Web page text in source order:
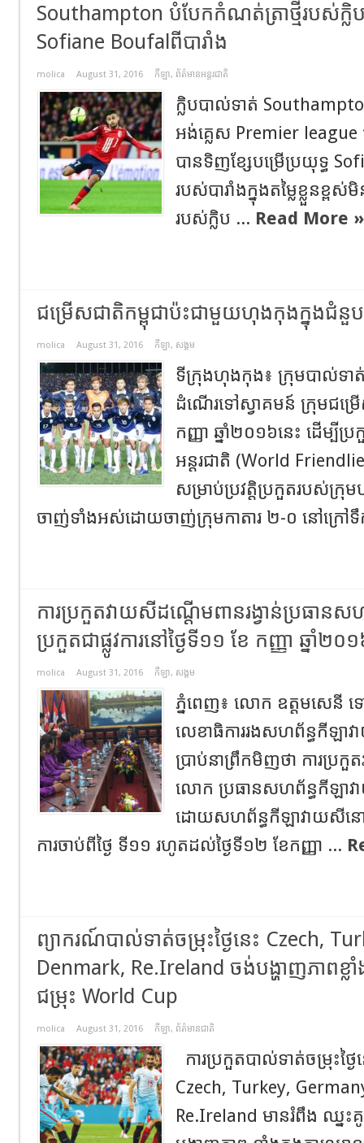
Southampton បំបែកកំណត់ត្រាថ្មីរបស់ក្លិ
Sofiane Boufalពីបារាំង
molica August 31, 2016 កីឡា, ព័ត៌មានអន្តរជាតិ
ក្លិបបាល់ទាត់
អង់គ្លេស Premier league
បានទិញខ្សែបម្រើប្រយុទ្ធ
របស់បារាំងក្នុងតម្លៃខ្លួនខ្ពស់មិ
របស់ក្លិប ... Read More »
ជម្រើសជាតិកម្ពុជាប៉ះជាមួយហុងកុងក្នុងជំនួប
molica August 31, 2016 កីឡា, សង្គម
ទីក្រុងហុងកុង៖ ក្រុមបាល់ទាត់
ដំណើរទៅស្វាគមន៍ ក្រុមជម្
កញ្ញា ឆ្នាំ២០១៦នេះ ដើម្បីប្
អន្តរជាតិ (World
សម្រាប់ប្រវត្តិប្រកួតរបស់
ចាញ់ទាំងអស់ដោយចាញ់ក្រុមកាតារ ២-០ នៅក្រៅ
ការប្រកួតវាយសីដណ្តើមពានរង្វាន់ប្រធាន
ប្រកួតជាផ្លូវការនៅថៃ្ងទី១១ ខែ កញ្ញា ឆ្នាំ២០
molica August 31, 2016 កីឡា, សង្គម
ភ្នំពេញ៖ លោក ឧត្តមសេនី ទ
លេខាធិការរងសហព័ន្ធកីឡាវ
ប្រាប់នាព្រឹកមិញថា ការប្រកួ
លោក ប្រធានសហព័ន្ធកីឡាវ
ដោយសហព័ន្ធកីឡាវាយសីនោះ
ការចាប់ពីថៃ្ង ទី១១ រហូតដល់ថៃ្ងទី១២ ខែកញ្ញា ...
ព្យាករណ៍បាល់ទាត់ចម្រុះថ្ងៃនេះ Czech,
Denmark, Re.Ireland ចង់បង្ហាញភាពខ្ល
ជម្រុះ World Cup
molica August 31, 2016 កីឡា, ព័ត៌មានជាតិ
ការប្រកួតបាល់ទាត់ចម្រុះថ្ង
Czech, Turkey,
Re.Ireland មានរំពឹង ឈ្នះ